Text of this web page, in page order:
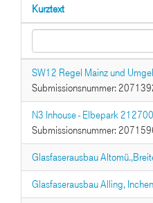
Kurztext
SW12 Regel Mainz und
Submissionsnummer:
N3 Inhouse - Elbepark
Submissionsnummer:
Glasfaserausbau
Glasfaserausbau Alling,